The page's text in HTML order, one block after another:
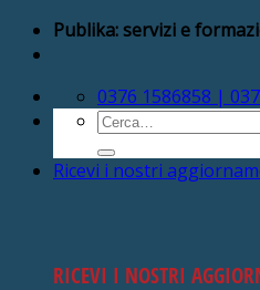
Salta Publika: servizi e
0376 1586858 |
Cerca:
Ricevi i nostri
RICEVI I NOSTRI